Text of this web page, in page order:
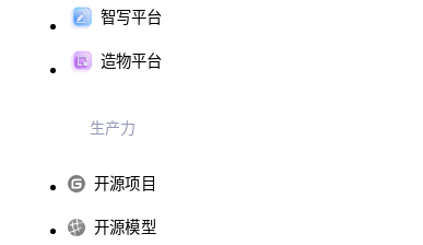
智写平台
造物平台
生产力
开源项目
开源模型